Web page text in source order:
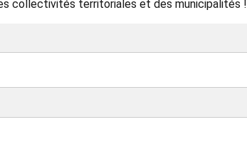
collectivités territoriales et des municipalités !